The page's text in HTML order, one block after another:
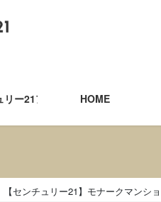
リー21アイワハウスHOME
【センチュリー21】モナークマンシ